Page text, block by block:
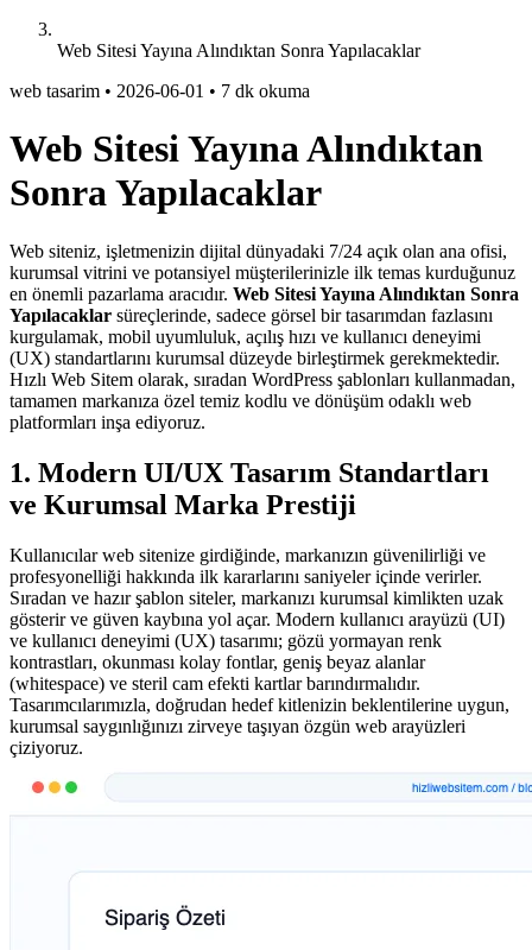
Web Sitesi Yayına Alındıktan Sonra Yapılacaklar
web tasarim • 2026-06-01 • 7 dk okuma
Web Sitesi Yayına Alındıktan
Sonra Yapılacaklar
Web siteniz, işletmenizin dijital dünyadaki 7/24 açık olan ana ofisi,
kurumsal vitrini ve potansiyel müşterilerinizle ilk temas kurduğunuz
en önemli pazarlama aracıdır. Web Sitesi Yayına Alındıktan Sonra
Yapılacaklar süreçlerinde, sadece görsel bir tasarımdan fazlasını
kurgulamak, mobil uyumluluk, açılış hızı ve kullanıcı deneyimi
(UX) standartlarını kurumsal düzeyde birleştirmek gerekmektedir.
Hızlı Web Sitem olarak, sıradan WordPress şablonları kullanmadan,
tamamen markanıza özel temiz kodlu ve dönüşüm odaklı web
platformları inşa ediyoruz.
1. Modern UI/UX Tasarım Standartları
ve Kurumsal Marka Prestiji
Kullanıcılar web sitenize girdiğinde, markanızın güvenilirliği ve
profesyonelliği hakkında ilk kararlarını saniyeler içinde verirler.
Sıradan ve hazır şablon siteler, markanızı kurumsal kimlikten uzak
gösterir ve güven kaybına yol açar. Modern kullanıcı arayüzü (UI)
ve kullanıcı deneyimi (UX) tasarımı; gözü yormayan renk
kontrastları, okunması kolay fontlar, geniş beyaz alanlar
(whitespace) ve steril cam efekti kartlar barındırmalıdır.
Tasarımcılarımızla, doğrudan hedef kitlenizin beklentilerine uygun,
kurumsal saygınlığınızı zirveye taşıyan özgün web arayüzleri
çiziyoruz.